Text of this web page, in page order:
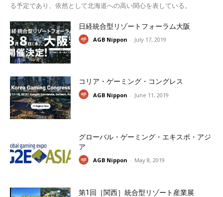
る予定であり、依然として北海道への高い関心を表している。
日経統合型リゾートフォーラム大阪
AGB Nippon - July 17, 2019
コリア・ゲーミング・コングレス
AGB Nippon - June 11, 2019
グローバル・ゲーミング・エキスポ・アジ
ア
AGB Nippon - May 8, 2019
第1回［関西］統合型リゾート産業展